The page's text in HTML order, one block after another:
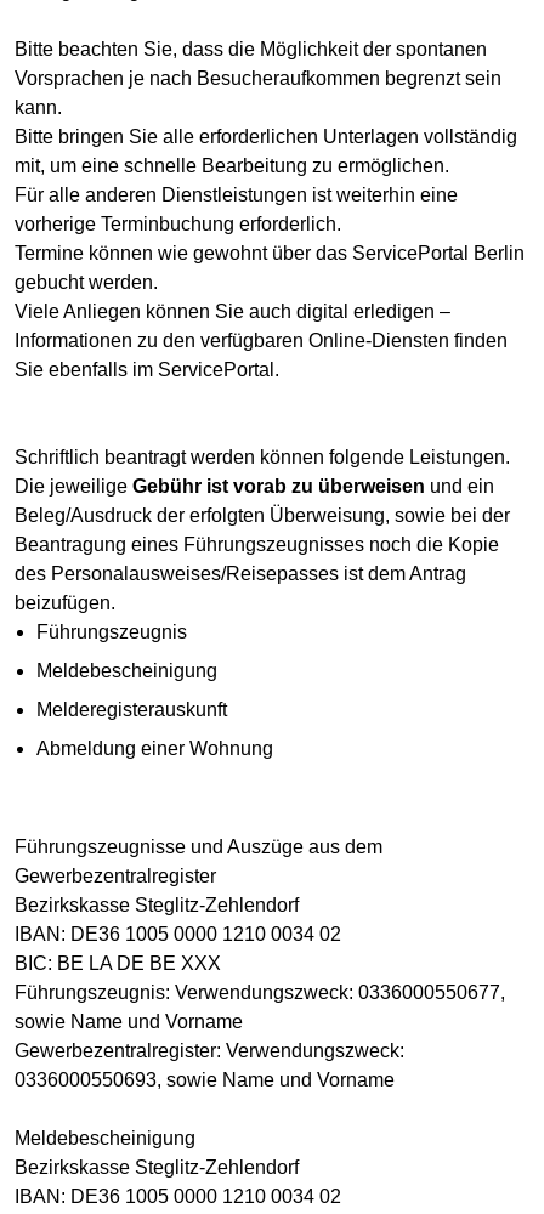
Bitte beachten Sie, dass die Möglichkeit der spontanen
Vorsprachen je nach Besucheraufkommen begrenzt sein
kann.
Bitte bringen Sie alle erforderlichen Unterlagen vollständig
mit, um eine schnelle Bearbeitung zu ermöglichen.
Für alle anderen Dienstleistungen ist weiterhin eine
vorherige Terminbuchung erforderlich.
Termine können wie gewohnt über das ServicePortal Berlin
gebucht werden.
Viele Anliegen können Sie auch digital erledigen –
Informationen zu den verfügbaren Online-Diensten finden
Sie ebenfalls im ServicePortal.
Schriftlich beantragt werden können folgende Leistungen.
Die jeweilige Gebühr ist vorab zu überweisen und ein
Beleg/Ausdruck der erfolgten Überweisung, sowie bei der
Beantragung eines Führungszeugnisses noch die Kopie
des Personalausweises/Reisepasses ist dem Antrag
beizufügen.
Führungszeugnis
Meldebescheinigung
Melderegisterauskunft
Abmeldung einer Wohnung
Führungszeugnisse und Auszüge aus dem
Gewerbezentralregister
Bezirkskasse Steglitz-Zehlendorf
IBAN: DE36 1005 0000 1210 0034 02
BIC: BE LA DE BE XXX
Führungszeugnis: Verwendungszweck: 0336000550677,
sowie Name und Vorname
Gewerbezentralregister: Verwendungszweck:
0336000550693, sowie Name und Vorname
Meldebescheinigung
Bezirkskasse Steglitz-Zehlendorf
IBAN: DE36 1005 0000 1210 0034 02